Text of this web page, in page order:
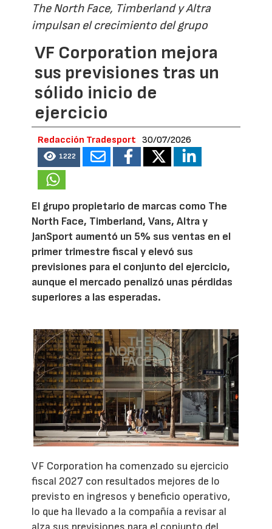
The North Face, Timberland y Altra
impulsan el crecimiento del grupo
VF Corporation mejora
sus previsiones tras un
sólido inicio de
ejercicio
Redacción Tradesport 30/07/2026
1222
El grupo propietario de marcas como The
North Face, Timberland, Vans, Altra y
JanSport aumentó un 5% sus ventas en el
primer trimestre fiscal y elevó sus
previsiones para el conjunto del ejercicio,
aunque el mercado penalizó unas pérdidas
superiores a las esperadas.
VF Corporation ha comenzado su ejercicio
fiscal 2027 con resultados mejores de lo
previsto en ingresos y beneficio operativo,
lo que ha llevado a la compañía a revisar al